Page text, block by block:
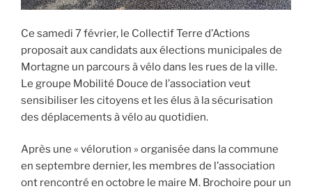
Ce samedi 7 février, le Collectif Terre d’Actions
proposait aux candidats aux élections municipales de
Mortagne un parcours à vélo dans les rues de la ville.
Le groupe Mobilité Douce de l’association veut
sensibiliser les citoyens et les élus à la sécurisation
des déplacements à vélo au quotidien.
Après une « vélorution » organisée dans la commune
en septembre dernier, les membres de l’association
ont rencontré en octobre le maire M. Brochoire pour un